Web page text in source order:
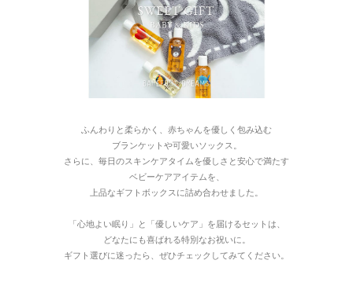
ふんわりと柔らかく、赤ちゃんを優しく包み込む
ブランケットや可愛いソックス。
さらに、毎日のスキンケアタイムを優しさと安心で満たす
ベビーケアアイテムを、
上品なギフトボックスに詰め合わせました。
「心地よい眠り」と「優しいケア」を届けるセットは、
どなたにも喜ばれる特別なお祝いに。
ギフト選びに迷ったら、ぜひチェックしてみてください。